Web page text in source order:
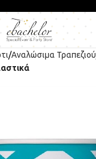
Αναλώσιμα Τραπεζιού